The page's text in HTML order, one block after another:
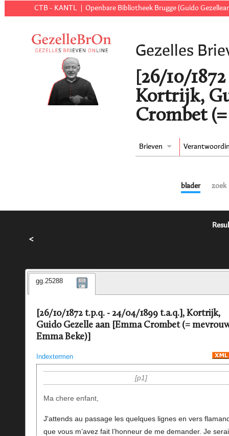
CTB - KANTL Openbare Bibliotheek Brugge (Guido
Gezelles
[26/10/
Kortrijk,
Crombet
Brieven
blader zoek
<
gg.25288
[26/10/1872 t.p.q. - 24/04/1899 t.a.q.], Kortrijk,
Guido Gezelle aan [Emma Crombet (=
Emma Beke)]
Indextermen
p1
Ma chere enfant,
J'attends au passage les quelques lignes en vers
que vous m’avez fait l’honneur de me demander. Je